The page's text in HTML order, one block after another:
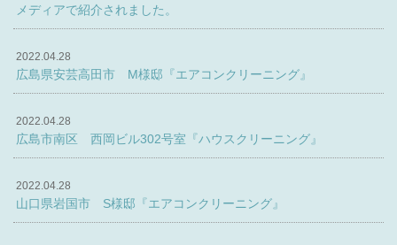
メディアで紹介されました。
2022.04.28
広島県安芸高田市 M様邸『エアコンクリーニング』
2022.04.28
広島市南区 西岡ビル302号室『ハウスクリーニング』
2022.04.28
山口県岩国市 S様邸『エアコンクリーニング』